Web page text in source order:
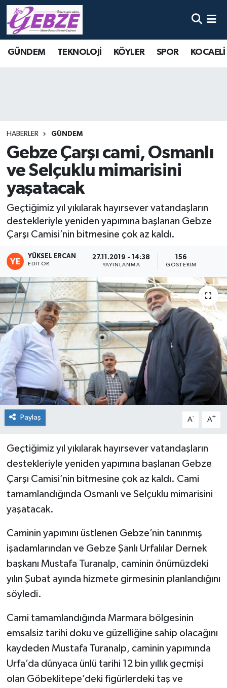
GÜNDEM TEKNOLOJİ KÖYLER SPOR
HABERLER GÜNDEM
Gebze Çarşı cami, Osmanlı
ve Selçuklu mimarisini
yaşatacak
Geçtiğimiz yıl yıkılarak hayırsever vatandaşların
destekleriyle yeniden yapımına başlanan Gebze
Çarşı Camisi’nin bitmesine çok az kaldı.
YÜKSEL ERCAN
EDITÖR
27.11.2019 - 14:38
YAYINLANMA
156
GÖSTERIM
Paylaş A- A+
Geçtiğimiz yıl yıkılarak hayırsever vatandaşların
destekleriyle yeniden yapımına başlanan Gebze
Çarşı Camisi’nin bitmesine çok az kaldı. Cami
tamamlandığında Osmanlı ve Selçuklu mimarisini
yaşatacak.
Caminin yapımını üstlenen Gebze’nin tanınmış
işadamlarından ve Gebze Şanlı Urfalılar Dernek
başkanı Mustafa Turanalp, caminin önümüzdeki
yılın Şubat ayında hizmete girmesinin planlandığını
söyledi.
Cami tamamlandığında Marmara bölgesinin
emsalsiz tarihi doku ve güzelliğine sahip olacağını
kaydeden Mustafa Turanalp, caminin yapımında
Urfa’da dünyaca ünlü tarihi 12 bin yıllık geçmişi
olan Göbeklitepe’deki figürlerdeki taş ve
Nöbetçi Eczaneler
Tüm Manşetler
Son Dakika Haberleri
Haber Arşivi